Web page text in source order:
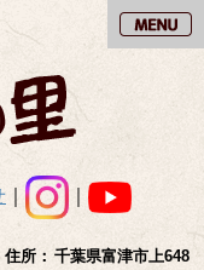
住所： 千葉県富津市上648